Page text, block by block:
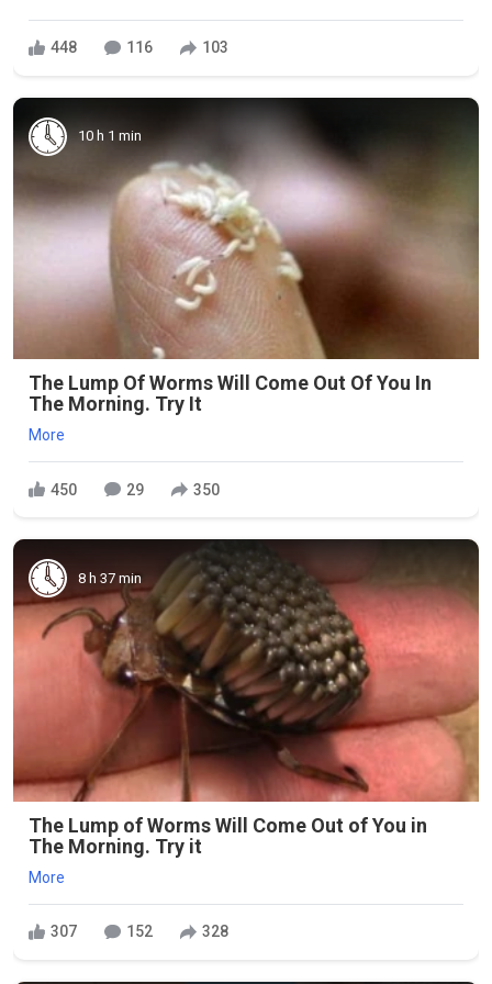
448 116 103
10 h 1 min
The Lump Of Worms Will Come Out Of You In
The Morning. Try It
More
450 29 350
8 h 37 min
The Lump of Worms Will Come Out of You in
The Morning. Try it
More
307 152 328